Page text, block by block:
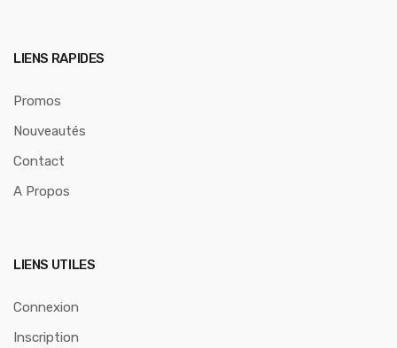
LIENS RAPIDES
Promos
Nouveautés
Contact
A Propos
LIENS UTILES
Connexion
Inscription